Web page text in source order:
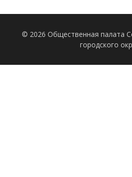
© 2026 Общественная палата
городского